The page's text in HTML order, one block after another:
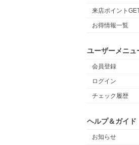
来店ポイント
お得情報一覧
ユーザーメニュ
会員登録
ログイン
チェック履歴
ヘルプ＆ガイド
お知らせ